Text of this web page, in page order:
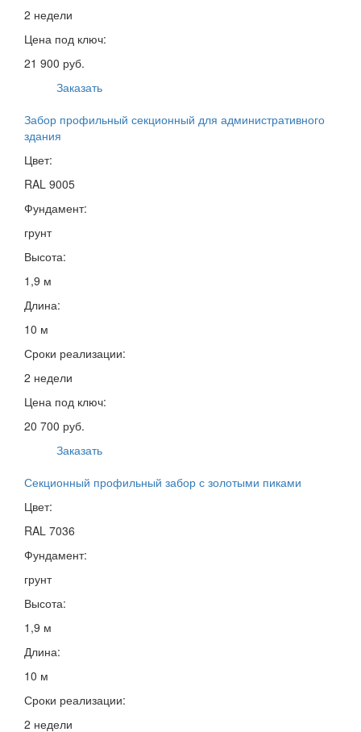
2 недели
Цена под ключ:
21 900 руб.
Заказать
Забор профильный секционный для административного
здания
Цвет:
RAL 9005
Фундамент:
грунт
Высота:
1,9 м
Длина:
10 м
Сроки реализации:
2 недели
Цена под ключ:
20 700 руб.
Заказать
Секционный профильный забор с золотыми пиками
Цвет:
RAL 7036
Фундамент:
грунт
Высота:
1,9 м
Длина:
10 м
Сроки реализации:
2 недели